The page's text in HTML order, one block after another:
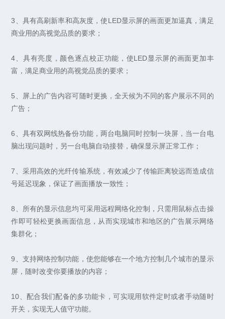
3、具有高刷新率和高灰度，使LED显示屏的画面更加逼真，满足
商业用的高视觉品质的要求；
4、具有亮度，颜色逐点校正功能，使LED显示屏的画面更加丰
富，满足商业用的高视觉品质的要求；
5、屏上的广告内容可随时更换，全天候为不同的客户展示不同的
广告；
6、具有双网线热备份功能，两台电脑同时控制一块屏，当一台电
脑出现问题时，另一台电脑自动接替，确保显示屏正常工作；
7、采用高效的光纤传输系统，有效减少了传输距离较远而造成信
号延迟现象，保证了画面播放一致性；
8、所有的显示信息均可采用远程网络化控制，只需用鼠标点击操
作即可轻松更换画面信息，从而实现城市和地区的广告展示网络
集群化；
9、支持网络控制功能，使您能够在一个地方控制几个城市的显示
屏，随时改变你要播放的内容；
10、配合我们配备的多功能卡，可实现用软件定时或者手动随时
开关，实现无人值守功能。